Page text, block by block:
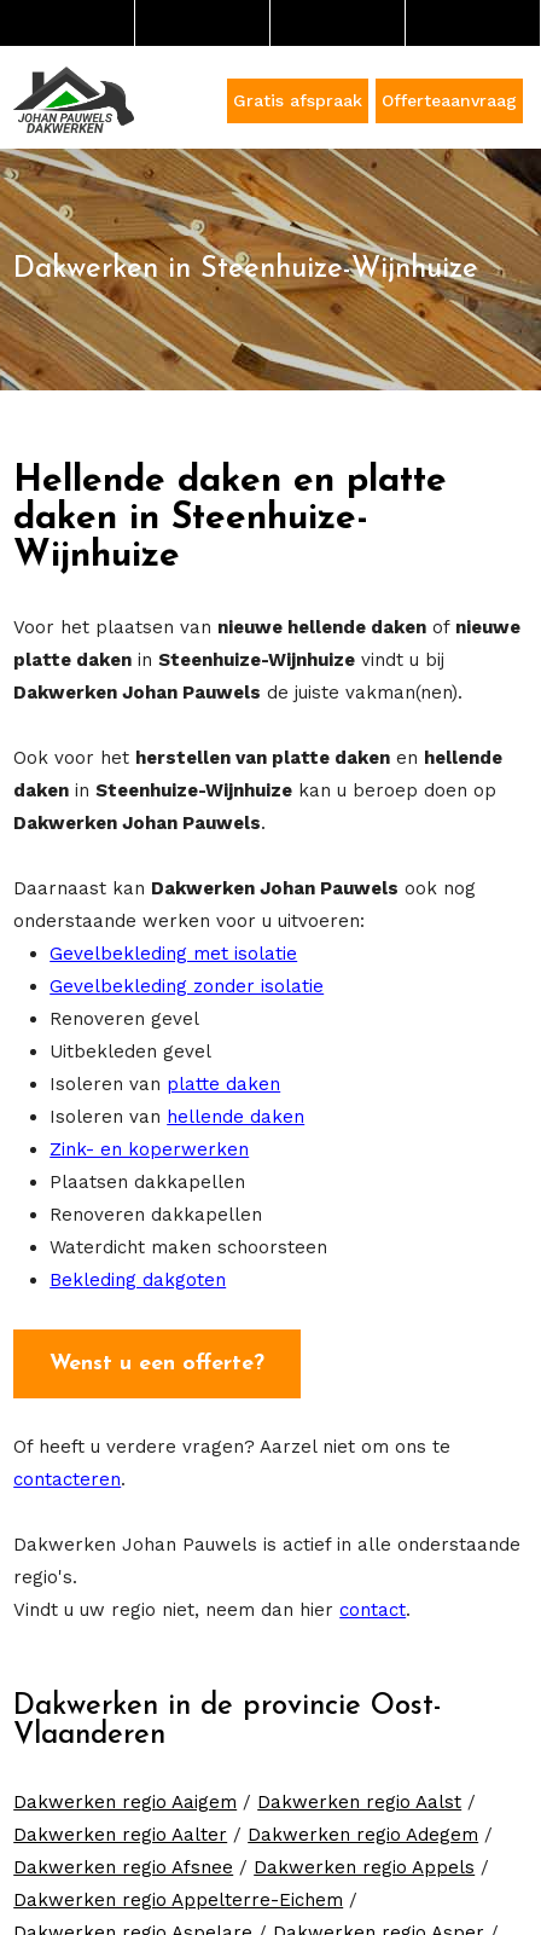
Gratis afspraak Offerteaanvraag
Dakwerken in Steenhuize-Wijnhuize
Hellende daken en platte
daken in Steenhuize-
Wijnhuize
Voor het plaatsen van nieuwe hellende daken of nieuwe
platte daken inSteenhuize-Wijnhuize vindt u bij
Dakwerken Johan Pauwels de juiste vakman(nen).
Ook voor het herstellen van platte daken en hellende
daken inSteenhuize-Wijnhuize kan u beroep doen op
Dakwerken Johan Pauwels.
Daarnaast kan Dakwerken Johan Pauwels ook nog
onderstaande werken voor u uitvoeren:
Gevelbekleding met isolatie
Gevelbekleding zonder isolatie
Renoveren gevel
Uitbekleden gevel
Isoleren van platte daken
Isoleren van hellende daken
Zink- en koperwerken
Plaatsen dakkapellen
Renoveren dakkapellen
Waterdicht maken schoorsteen
Bekleding dakgoten
Wenst u een offerte?
Of heeft u verdere vragen? Aarzel niet om ons te
contacteren.
Dakwerken Johan Pauwels is actief in alle onderstaande
regio's.
Vindt u uw regio niet, neem dan hiercontact.
Dakwerken in de provincie Oost-
Vlaanderen
Dakwerken regio Aaigem / Dakwerken regio Aalst /
Dakwerken regio Aalter / Dakwerken regio Adegem /
Dakwerken regio Afsnee / Dakwerken regio Appels /
Dakwerken regio Appelterre-Eichem /